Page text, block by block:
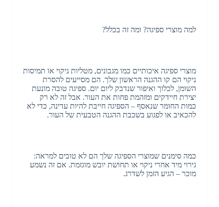
למה מוצרי ספיגה? ומה זה בכלל?
מוצרי ספיגה איכותיים כמו מגבונים, מטליות ניקוי או תמיסות
ניקוי הם קו ההגנה הראשון שלך. הם מסייעים להסרת
השומן, לכלוך ואיפור שנדבק ליום יום. ספיגה טובה מונעת
יצירת חיידקים ומזהמת פחות את העור. אבל זה לא רק
כמות החומר שנאסף – הספיגה חייבת להיות עדינה, כדי לא
להכאיב או לפגוע בשכבת ההגנה הטבעית של העור.
כמה סימנים שמוצרי הספיגה שלך הם לא טובים למראה:
גירוי מיד אחרי ניקוי או תחושת יובש מוגזמת. אם זה נשמע
מוכר – הגיע הזמן לשדרג.